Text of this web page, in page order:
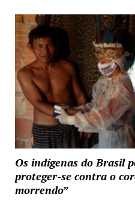
Os indígenas do Brasil
proteger-se contra o
morrendo”